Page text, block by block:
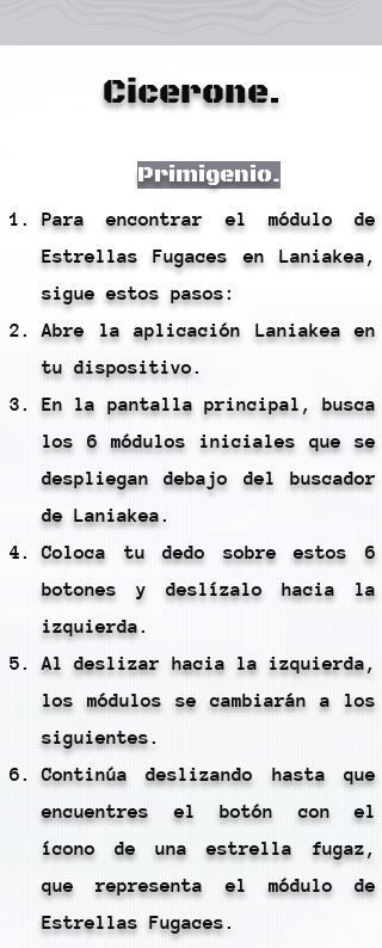
Cicerone.
Primigenio.
Para encontrar el módulo de
Estrellas Fugaces en Laniakea,
sigue estos pasos:
Abre la aplicación Laniakea en
tu dispositivo.
En la pantalla principal, busca
los 6 módulos iniciales que se
despliegan debajo del buscador
de Laniakea.
Coloca tu dedo sobre estos 6
botones y deslízalo hacia la
izquierda.
Al deslizar hacia la izquierda,
los módulos se cambiarán a los
siguientes.
Continúa deslizando hasta que
encuentres el botón con el
ícono de una estrella fugaz,
que representa el módulo de
Estrellas Fugaces.